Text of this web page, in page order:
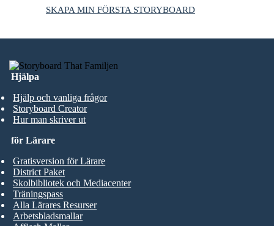
SKAPA MIN FÖRSTA STORYBOARD
Hjälpa
Hjälp och vanliga frågor
Storyboard Creator
Hur man skriver ut
för Lärare
Gratisversion för Lärare
District Paket
Skolbibliotek och Mediacenter
Träningspass
Alla Lärares Resurser
Arbetsbladsmallar